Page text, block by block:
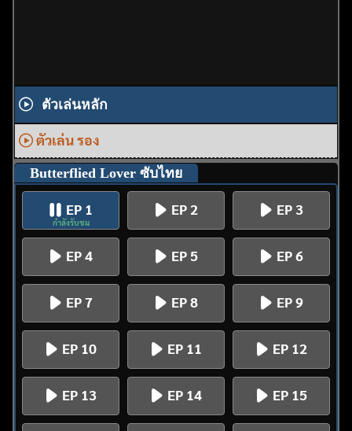
ตัวเล่นหลัก
ตัวเล่น รอง
Butterflied Lover ซับไทย
EP 1
กำลังรับชม
EP 2 EP 3
EP 4 EP 5 EP 6
EP 7 EP 8 EP 9
EP 10 EP 11 EP 12
EP 13 EP 14 EP 15